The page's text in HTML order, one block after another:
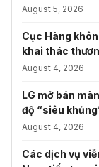
August 5, 2026
Cục Hàng
khai thác
August 4, 2026
LG mở bán
độ “siêu
August 4, 2026
Các dịch vụ